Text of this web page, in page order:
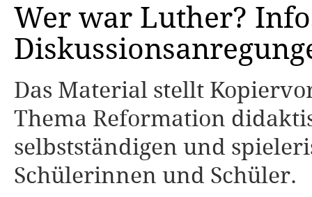
Wer war Luther?
Das Material stellt
Thema Reformation
selbstständigen und
Schülerinnen und Schüler.